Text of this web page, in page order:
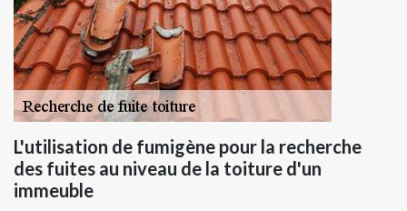
L'utilisation de fumigène pour la recherche
des fuites au niveau de la toiture d'un
immeuble